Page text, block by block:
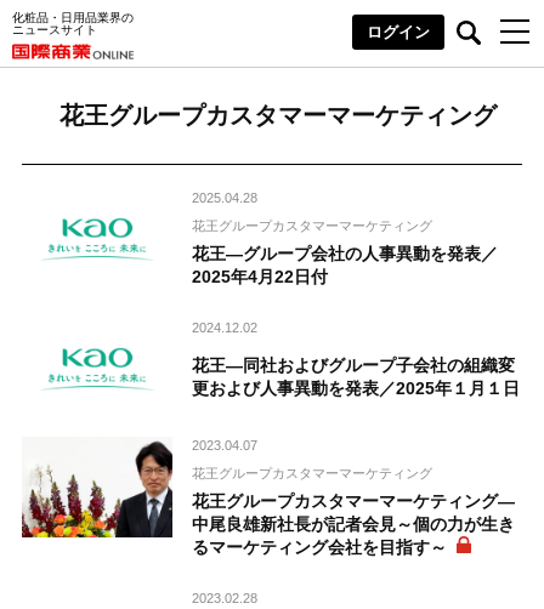
化粧品・日用品業界の
ニュースサイト
ログイン
花王グループカスタマーマーケティング
2025.04.28
花王グループカスタマーマーケティング
花王―グループ会社の人事異動を発表／
2025年4月22日付
2024.12.02
花王―同社およびグループ子会社の組織変
更および人事異動を発表／2025年１月１日
2023.04.07
花王グループカスタマーマーケティング
花王グループカスタマーマーケティング―
中尾良雄新社長が記者会見～個の力が生き
るマーケティング会社を目指す～
2023.02.28